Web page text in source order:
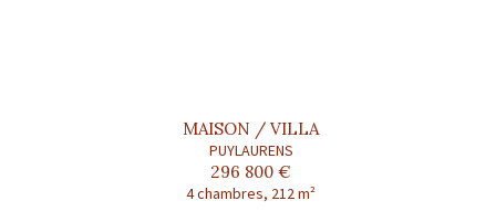
MAISON / VILLA
PUYLAURENS
296 800 €
4 chambres, 212 m²